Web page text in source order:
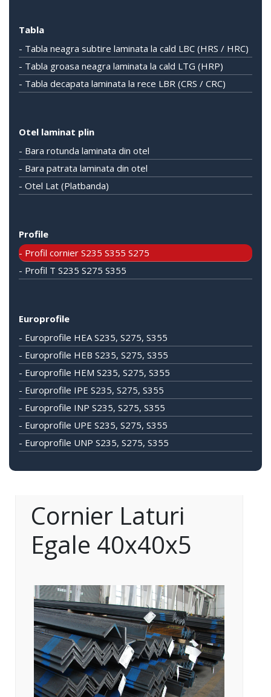
Tabla
- Tabla neagra subtire laminata la cald LBC (HRS / HRC)
- Tabla groasa neagra laminata la cald LTG (HRP)
- Tabla decapata laminata la rece LBR (CRS / CRC)
Otel laminat plin
- Bara rotunda laminata din otel
- Bara patrata laminata din otel
- Otel Lat (Platbanda)
Profile
- Profil cornier S235 S355 S275
- Profil T S235 S275 S355
Europrofile
- Europrofile HEA S235, S275, S355
- Europrofile HEB S235, S275, S355
- Europrofile HEM S235, S275, S355
- Europrofile IPE S235, S275, S355
- Europrofile INP S235, S275, S355
- Europrofile UPE S235, S275, S355
- Europrofile UNP S235, S275, S355
Cornier Laturi
Egale 40x40x5